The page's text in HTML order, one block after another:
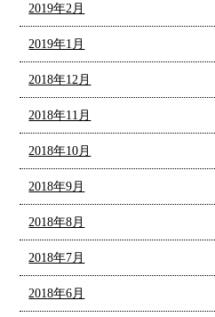
2019年2月
2019年1月
2018年12月
2018年11月
2018年10月
2018年9月
2018年8月
2018年7月
2018年6月